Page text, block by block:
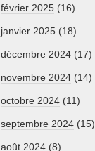
février 2025 (16)
janvier 2025 (18)
décembre 2024 (17)
novembre 2024 (14)
octobre 2024 (11)
septembre 2024 (15)
août 2024 (8)